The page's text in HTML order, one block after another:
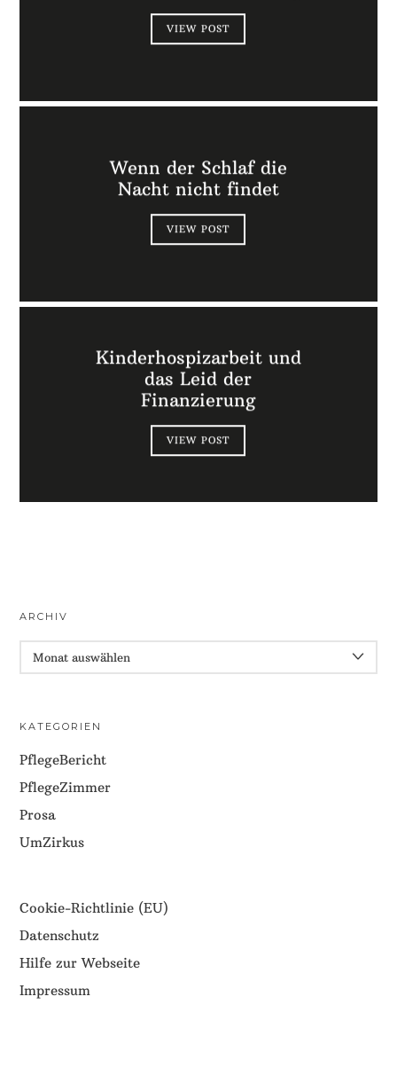
VIEW POST
Wenn der Schlaf die
Nacht nicht findet
VIEW POST
Kinderhospizarbeit und
das Leid der
Finanzierung
VIEW POST
ARCHIV
KATEGORIEN
PflegeBericht
PflegeZimmer
Prosa
UmZirkus
Cookie-Richtlinie (EU)
Datenschutz
Hilfe zur Webseite
Impressum